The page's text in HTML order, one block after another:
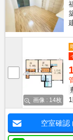
画像 : 14枚
空室確認